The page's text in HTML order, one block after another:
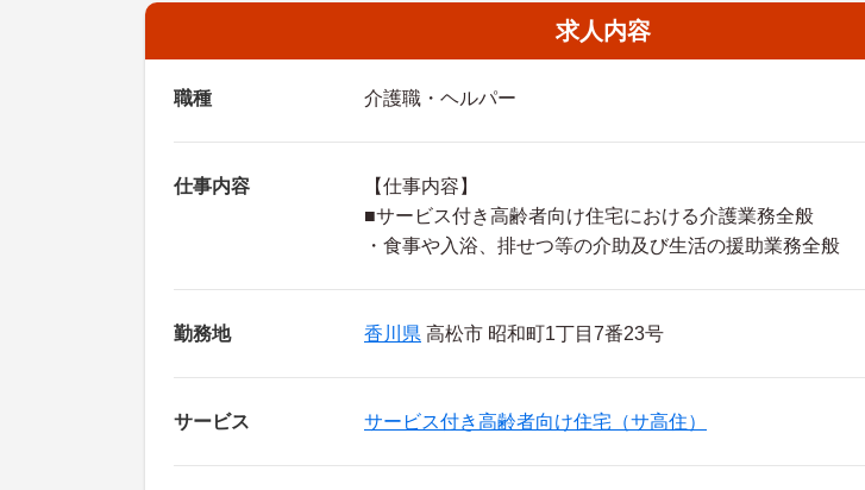
求人内容
職種 介護職・ヘルパー
仕事内容
【仕事内容】
■サービス付き高齢者向け住宅における介護業務全般
・食事や入浴、排せつ等の介助及び生活の援助業務全般
勤務地 香川県 高松市 昭和町1丁目7番23号
サービス サービス付き高齢者向け住宅（サ高住）